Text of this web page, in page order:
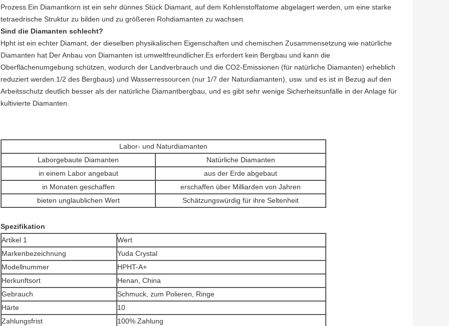
Prozess.Ein Diamantkorn ist ein sehr dünnes Stück Diamant, auf dem Kohlenstoffatome abgelagert werden, um eine starke
tetraedrische Struktur zu bilden und zu größeren Rohdiamanten zu wachsen.
Sind die Diamanten schlecht?
Hpht ist ein echter Diamant, der dieselben physikalischen Eigenschaften und chemischen Zusammensetzung wie natürliche
Diamanten hat.Der Anbau von Diamanten ist umweltfreundlicher.Es erfordert kein Bergbau und kann die
Oberflächenumgebung schützen, wodurch der Landverbrauch und die CO2-Emissionen (für natürliche Diamanten) erheblich
reduziert werden.1/2 des Bergbaus) und Wasserressourcen (nur 1/7 der Naturdiamanten), usw. und es ist in Bezug auf den
Arbeitsschutz deutlich besser als der natürliche Diamantbergbau, und es gibt sehr wenige Sicherheitsunfälle in der Anlage für
kultivierte Diamanten.
Labor- und Naturdiamanten
Laborgebaute Diamanten
Natürliche Diamanten
in einem Labor angebaut
aus der Erde abgebaut
in Monaten geschaffen
erschaffen über Milliarden von Jahren
bieten unglaublichen Wert
Schätzungswürdig für ihre Seltenheit
Spezifikation
Artikel 1
Wert
Markenbezeichnung
Yuda Crystal
Modellnummer
HPHT-A+
Herkunftsort
Henan, China
Gebrauch
Schmuck, zum Polieren, Ringe
Härte
10
Zahlungsfrist
100% Zahlung